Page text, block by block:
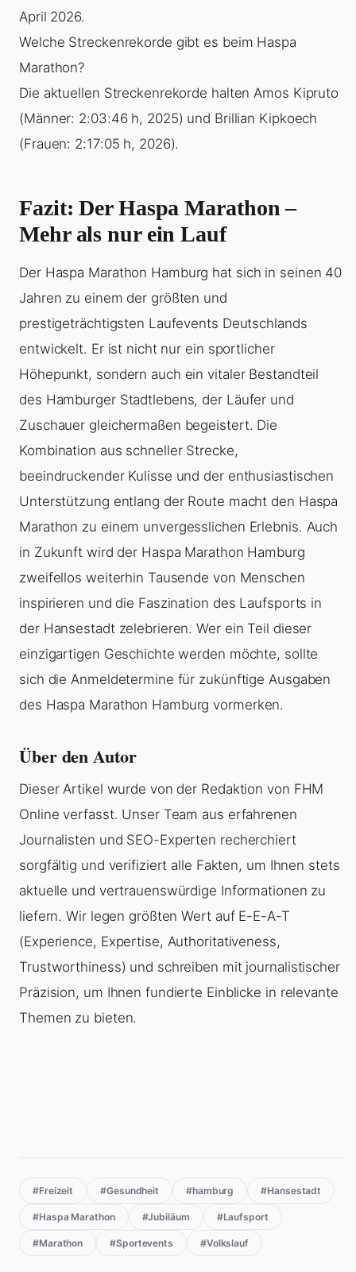
April 2026.
Welche Streckenrekorde gibt es beim Haspa
Marathon?
Die aktuellen Streckenrekorde halten Amos Kipruto
(Männer: 2:03:46 h, 2025) und Brillian Kipkoech
(Frauen: 2:17:05 h, 2026).
Fazit: Der Haspa Marathon –
Mehr als nur ein Lauf
Der Haspa Marathon Hamburg hat sich in seinen 40
Jahren zu einem der größten und
prestigeträchtigsten Laufevents Deutschlands
entwickelt. Er ist nicht nur ein sportlicher
Höhepunkt, sondern auch ein vitaler Bestandteil
des Hamburger Stadtlebens, der Läufer und
Zuschauer gleichermaßen begeistert. Die
Kombination aus schneller Strecke,
beeindruckender Kulisse und der enthusiastischen
Unterstützung entlang der Route macht den Haspa
Marathon zu einem unvergesslichen Erlebnis. Auch
in Zukunft wird der Haspa Marathon Hamburg
zweifellos weiterhin Tausende von Menschen
inspirieren und die Faszination des Laufsports in
der Hansestadt zelebrieren. Wer ein Teil dieser
einzigartigen Geschichte werden möchte, sollte
sich die Anmeldetermine für zukünftige Ausgaben
des Haspa Marathon Hamburg vormerken.
Über den Autor
Dieser Artikel wurde von der Redaktion von FHM
Online verfasst. Unser Team aus erfahrenen
Journalisten und SEO-Experten recherchiert
sorgfältig und verifiziert alle Fakten, um Ihnen stets
aktuelle und vertrauenswürdige Informationen zu
liefern. Wir legen größten Wert auf E-E-A-T
(Experience, Expertise, Authoritativeness,
Trustworthiness) und schreiben mit journalistischer
Präzision, um Ihnen fundierte Einblicke in relevante
Themen zu bieten.
#Freizeit #Gesundheit #hamburg #Hansestadt
#Haspa Marathon #Jubiläum #Laufsport
#Marathon #Sportevents #Volkslauf